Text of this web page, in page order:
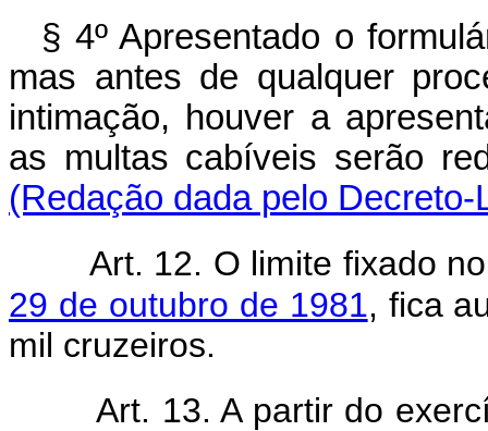
§ 4º Apresentado o
mas antes de qualquer
intimação, houver a
as multas cabíveis
(Redação dada pelo Decreto-
Art. 12. O limite fixado
29 de outubro de 1981, fica
mil cruzeiros.
Art. 13. A partir do